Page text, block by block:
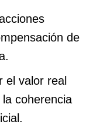
de
el valor real
coherencia